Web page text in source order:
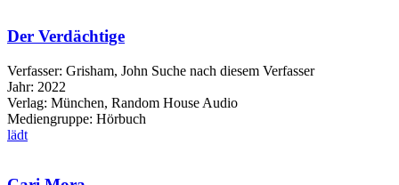
Der Verdächtige
Verfasser: Grisham, John Suche nach diesem Verfasser
Jahr: 2022
Verlag: München, Random House Audio
Mediengruppe: Hörbuch
lädt